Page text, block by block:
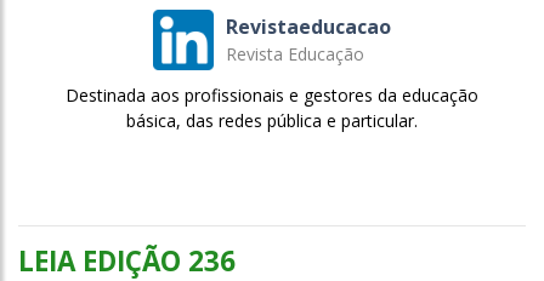
Revistaeducacao
Revista Educação
Destinada aos profissionais e gestores da educação
básica, das redes pública e particular.
LEIA EDIÇÃO 236